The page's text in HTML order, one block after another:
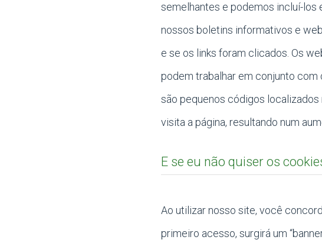
semelhantes e podemos incluí-los
nossos boletins informativos e
e se os links foram clicados. Os
podem trabalhar em conjunto
são pequenos códigos
visita a página, resultando num
E se eu não quiser os
Ao utilizar nosso site, você
primeiro acesso, surgirá um